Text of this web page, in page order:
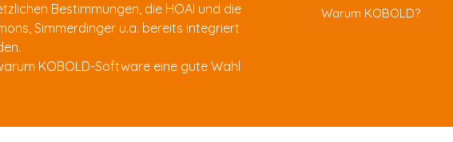
Bestimmungen, die HOAI und die
Simmerdinger u.a. bereits integriert
KOBOLD-Software eine gute Wahl
Warum KOBOLD?